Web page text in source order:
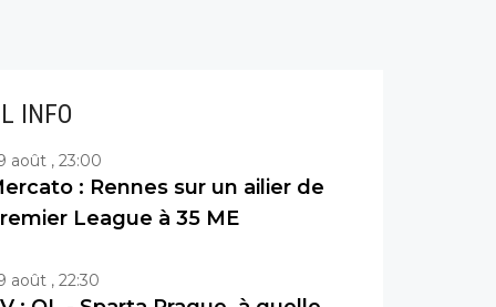
INFO
août , 23:00
: Rennes sur un ailier de
League à 35 ME
août , 22:30